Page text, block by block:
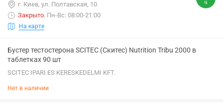
г. Киев, ул. Полтавская, 10
Закрыто. Пн-Вс: 08:00-21:00
На карте
Бустер тестостерона SCITEC (Скитес) Nutrition Tribu 2000 в
таблетках 90 шт
SCITEC IPARI ES KERESKEDELMI KFT.
Нет в наличии